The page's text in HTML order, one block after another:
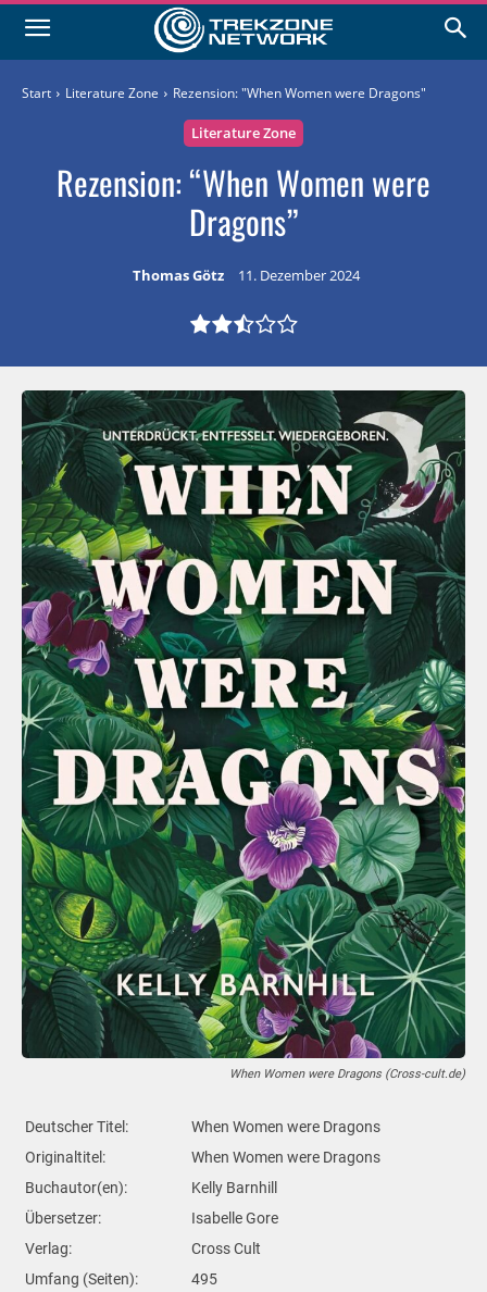
Start Literature Zone Rezension: "When Women were Dragons"
Literature Zone
Rezension: “When Women were
Dragons”
Thomas Götz 11. Dezember 2024
When Women were Dragons (Cross-cult.de)
Deutscher Titel:
When Women were Dragons
Originaltitel:
When Women were Dragons
Buchautor(en):
Kelly Barnhill
Übersetzer:
Isabelle Gore
Verlag:
Cross Cult
Umfang (Seiten):
495